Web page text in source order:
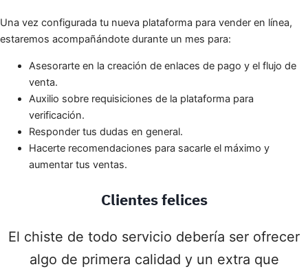
Una vez configurada tu nueva plataforma para vender en línea,
estaremos acompañándote durante un mes para:
Asesorarte en la creación de enlaces de pago y el flujo de
venta.
Auxilio sobre requisiciones de la plataforma para
verificación.
Responder tus dudas en general.
Hacerte recomendaciones para sacarle el máximo y
aumentar tus ventas.
Clientes felices
El chiste de todo servicio debería ser ofrecer
algo de primera calidad y un extra que